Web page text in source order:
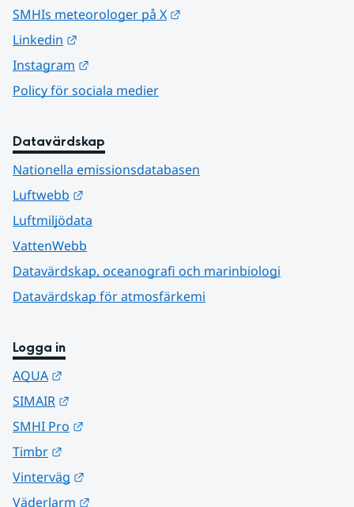
SMHIs meteorologer på X
Linkedin
Instagram
Policy för sociala medier
Datavärdskap
Nationella emissionsdatabasen
Luftwebb
Luftmiljödata
VattenWebb
Datavärdskap, oceanografi och marinbiologi
Datavärdskap för atmosfärkemi
Logga in
AQUA
SIMAIR
SMHI Pro
Timbr
Vinterväg
Väderlarm